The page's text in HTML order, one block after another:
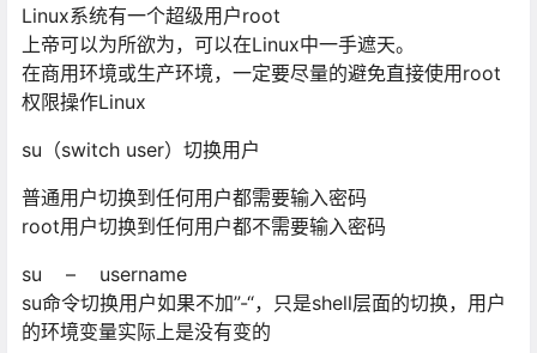
Linux系统有⼀个超级⽤户root
上帝可以为所欲为，可以在Linux中⼀⼿遮天。
在商⽤环境或⽣产环境，⼀定要尽量的避免直接使⽤root
权限操作Linux
su（switch user）切换⽤户
普通⽤户切换到任何⽤户都需要输⼊密码
root⽤户切换到任何⽤户都不需要输⼊密码
su – username
su命令切换⽤户如果不加”-“，只是shell层⾯的切换，⽤户
的环境变量实际上是没有变的